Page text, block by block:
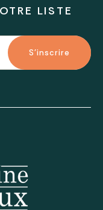
LISTE
S'inscrire